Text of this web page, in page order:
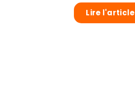
Lire l'article